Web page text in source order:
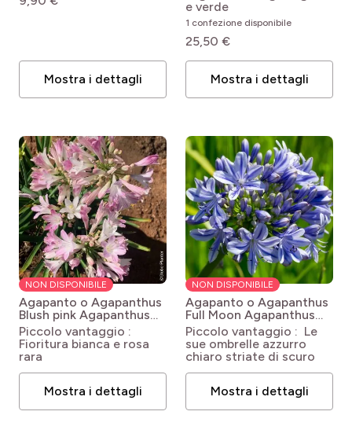
Mostra i dettagli
e verde
1 confezione disponibile
25,50 €
Mostra i dettagli
NON DISPONIBILE
Agapanto o Agapanthus
Blush pink Agapanthus
Blush Pink
Piccolo vantaggio :
Fioritura bianca e rosa
rara
Mostra i dettagli
NON DISPONIBILE
Agapanto o Agapanthus
Full Moon Agapanthus
praecox subsp. orientalis
Full Moon
Piccolo vantaggio : Le
sue ombrelle azzurro
chiaro striate di scuro
Mostra i dettagli